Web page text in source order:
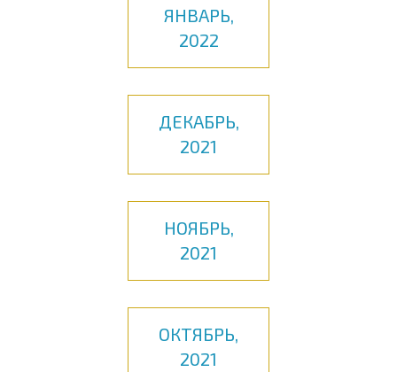
ЯНВАРЬ,
2022
ДЕКАБРЬ,
2021
НОЯБРЬ,
2021
ОКТЯБРЬ,
2021